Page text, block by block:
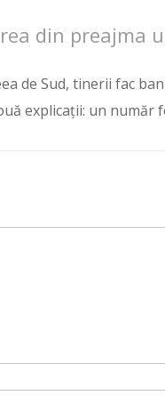
din
de Sud, tinerii fac
explicații: un număr